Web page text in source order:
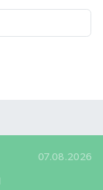
07.08.2026